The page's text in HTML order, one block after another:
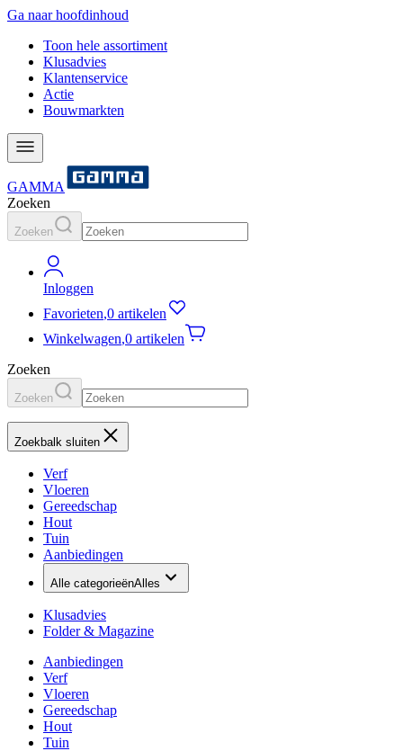
Ga naar hoofdinhoud
Toon hele assortiment
Klusadvies
Klantenservice
Actie
Bouwmarkten
GAMMA
Zoeken
Zoeken
Inloggen
Favorieten,0 artikelen
Winkelwagen,0 artikelen
Zoeken
Zoeken
Zoekbalk sluiten
Verf
Vloeren
Gereedschap
Hout
Tuin
Aanbiedingen
Alle categorieënAlles
Klusadvies
Folder & Magazine
Aanbiedingen
Verf
Vloeren
Gereedschap
Hout
Tuin